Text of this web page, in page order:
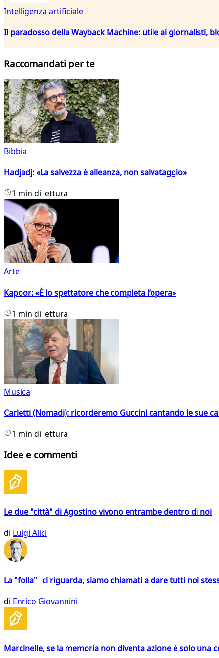
Intelligenza artificiale
Il paradosso della Wayback Machine: utile ai giornalisti,
Raccomandati per te
Bibbia
Hadjadj: «La salvezza è alleanza, non salvataggio»
1 min di lettura
Arte
Kapoor: «È lo spettatore che completa l’opera»
1 min di lettura
Musica
Carletti (Nomadi): ricorderemo Guccini cantando le sue
1 min di lettura
Idee e commenti
Le due "città" di Agostino vivono entrambe dentro di noi
di Luigi Alici
La "folla" ci riguarda, siamo chiamati a dare tutti noi
di Enrico Giovannini
Marcinelle, se la memoria non diventa azione è solo una